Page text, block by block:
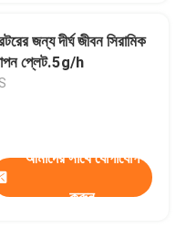
জন্য দীর্ঘ জীবন সিরামিক
প্লেট.5g/h
আমাদের সাথে যোগাযোগ
করুন